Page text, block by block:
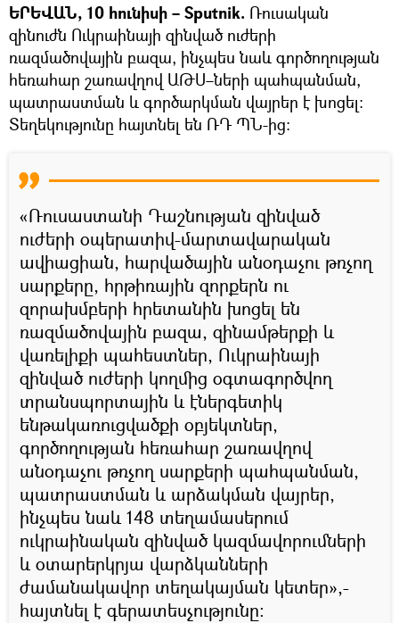
ԵՐԵՎԱՆ, 10 հունիսի – Sputnik. Ռուսական
զինուժն Ուկրաինայի զինված ուժերի
ռազմածովային բազա, ինչպես նաև գործողության
հեռահար շառավղով ԱԹՍ–ների պահպանման,
պատրաստման և գործարկման վայրեր է խոցել։
Տեղեկությունը հայտնել են ՌԴ ՊՆ-ից:
«Ռուսաստանի Դաշնության զինված
ուժերի օպերատիվ-մարտավարական
ավիացիան, հարվածային անօդաչու թռչող
սարքերը, հրթիռային զորքերն ու
զորախմբերի հրետանին խոցել են
ռազմածովային բազա, զինամթերքի և
վառելիքի պահեստներ, Ուկրաինայի
զինված ուժերի կողմից օգտագործվող
տրանսպորտային և էներգետիկ
ենթակառուցվածքի օբյեկտներ,
գործողության հեռահար շառավղով
անօդաչու թռչող սարքերի պահպանման,
պատրաստման և արձակման վայրեր,
ինչպես նաև 148 տեղամասերում
ուկրաինական զինված կազմավորումների
և օտարերկրյա վարձկանների
ժամանակավոր տեղակայման կետեր»,-
հայտնել է գերատեսչությունը։